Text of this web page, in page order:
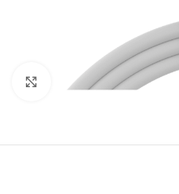
Click to enlarge